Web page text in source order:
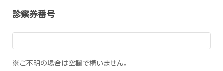
診察券番号
※ご不明の場合は空欄で構いません。